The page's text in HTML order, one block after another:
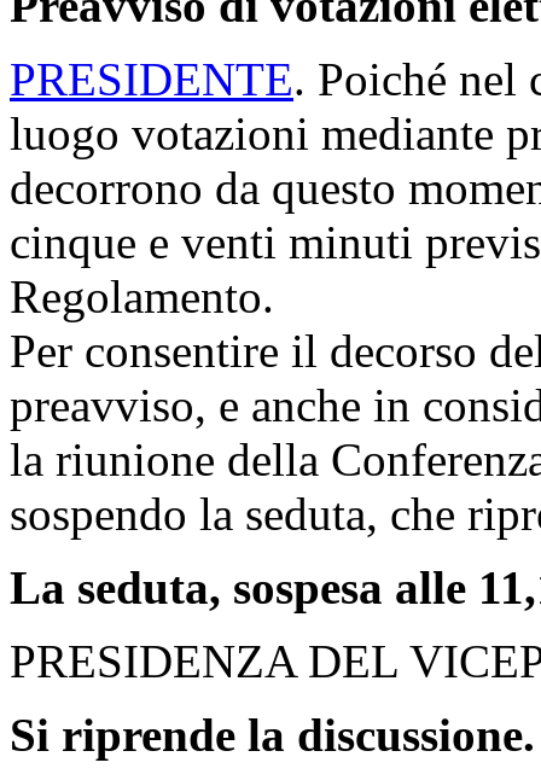
PRESIDENTE. Poiché nel
luogo votazioni mediante
decorrono da questo
cinque e venti minuti
Regolamento.
Per consentire il decorso
preavviso, e anche in
la riunione della
sospendo la seduta, che
La seduta, sospesa alle
PRESIDENZA DEL
Si riprende la discussione.